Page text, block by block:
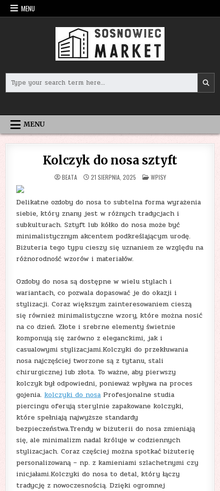
Skip
to
MENU
for:
MENU
Kolczyk do nosa sztyft
BEATA 21 SIERPNIA, 2025 POSTED
IN
WPISY
Delikatne ozdoby do nosa to subtelna forma wyrażenia
siebie, który znany jest w różnych tradycjach i
subkulturach. Sztyft lub kółko do nosa może być
minimalistycznym akcentem podkreślającym urodę.
Biżuteria tego typu cieszy się uznaniem ze względu na
różnorodność wzorów i materiałów.
Ozdoby do nosa są dostępne w wielu stylach i
wariantach, co pozwala dopasować je do okazji i
stylizacji. Coraz większym zainteresowaniem cieszą
się również minimalistyczne wzory, które można nosić
na co dzień. Złote i srebrne elementy świetnie
komponują się zarówno z eleganckimi, jak i
casualowymi stylizacjami.Kolczyki do przekłuwania
nosa najczęściej tworzone są z tytanu, stali
chirurgicznej lub złota. To ważne, aby pierwszy
kolczyk był odpowiedni, ponieważ wpływa na proces
gojenia. kolczyki do nosa Profesjonalne studia
piercingu oferują sterylnie zapakowane kolczyki,
które spełniają najwyższe standardy
bezpieczeństwa.Trendy w biżuterii do nosa zmieniają
się, ale minimalizm nadal króluje w codziennych
stylizacjach. Coraz częściej można spotkać biżuterię
personalizowaną – np. z kamieniami szlachetnymi czy
inicjałami.Kolczyki do nosa to detal, który łączy
tradycję z nowoczesnością. Dzięki ogromnej